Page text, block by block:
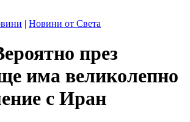
| Новини от Света
през
има великолепно
с Иран